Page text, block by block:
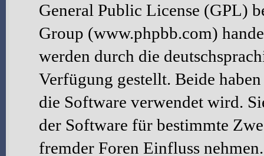
General Public License (GPL)
Group (www.phpbb.com)
werden durch die
Verfügung gestellt. Beide
die Software verwendet wird.
der Software für bestimmte
fremder Foren Einfluss nehmen.